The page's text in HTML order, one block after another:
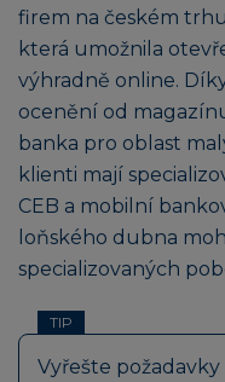
firem na českém
která umožnila
výhradně online.
ocenění od
banka pro oblast
klienti mají
CEB a mobilní
loňského dubna
specializovaných
TIP
Vyřešte